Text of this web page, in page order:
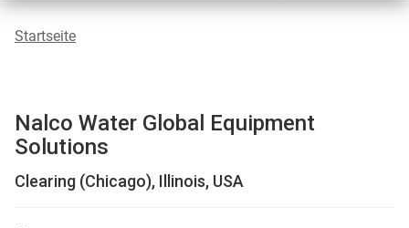
Startseite
Nalco Water Global Equipment
Solutions
Clearing (Chicago), Illinois, USA